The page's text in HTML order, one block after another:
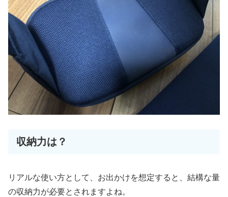
収納力は？
リアルな使い方として、お出かけを想定すると、結構な量
の収納力が必要とされますよね。